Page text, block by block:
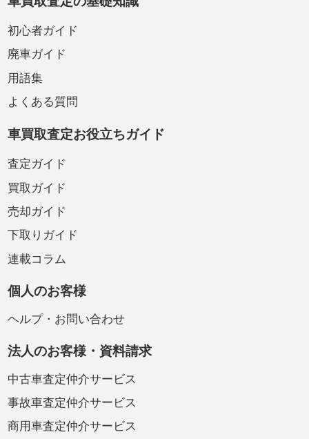
初心者ガイド
廃車ガイド
用語集
よくある質問
車買取査定お役立ちガイド
査定ガイド
買取ガイド
売却ガイド
下取りガイド
連載コラム
個人のお客様
ヘルプ・お問い合わせ
法人のお客様・資料請求
中古車査定仲介サービス
事故車査定仲介サービス
商用車査定仲介サービス